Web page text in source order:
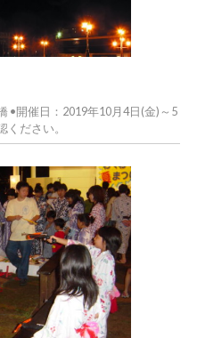
•開催日：2019年10月4日(金)～5
ださい。